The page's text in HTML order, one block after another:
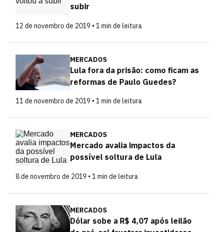
subir
12 de novembro de 2019 • 1 min de leitura
MERCADOS
Lula fora da prisão: como ficam as
reformas de Paulo Guedes?
11 de novembro de 2019 • 1 min de leitura
MERCADOS
Mercado avalia impactos da
possível soltura de Lula
8 de novembro de 2019 • 1 min de leitura
MERCADOS
Dólar sobe a R$ 4,07 após leilão